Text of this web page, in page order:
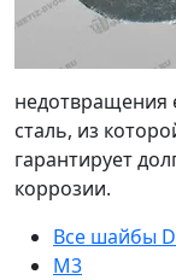
недотвращения
сталь, из
гарантирует
коррозии.
Все шайбы
М3